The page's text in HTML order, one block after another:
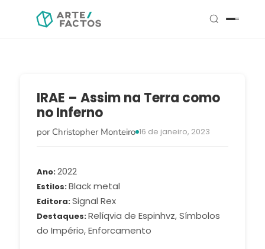
IRAE – Assim na Terra como
no Inferno
por Christopher Monteiro 16 de janeiro, 2023
Ano 2022
Estilos Black metal
Editora Signal Rex
Destaques Relíqvia de Espinhvz, Símbolos
do Império, Enforcamento